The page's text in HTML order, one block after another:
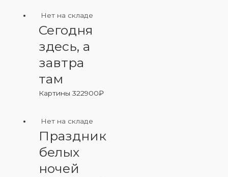
Нет на складе
Сегодня
здесь, а
завтра
там
Картины322900₽
Нет на складе
Праздник
белых
ночей